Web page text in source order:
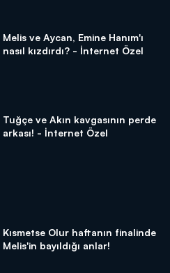
Melis ve Aycan, Emine Hanım'ı
nasıl kızdırdı? - İnternet Özel
Tuğçe ve Akın kavgasının perde
arkası! - İnternet Özel
Kısmetse Olur haftanın finalinde
Melis'in bayıldığı anlar!